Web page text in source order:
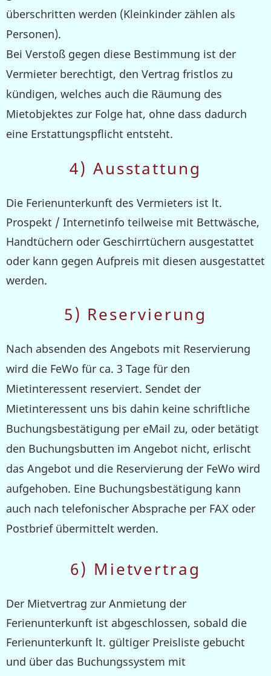
überschritten werden (Kleinkinder zählen als
Personen).
Bei Verstoß gegen diese Bestimmung ist der
Vermieter berechtigt, den Vertrag fristlos zu
kündigen, welches auch die Räumung des
Mietobjektes zur Folge hat, ohne dass dadurch
eine Erstattungspflicht entsteht.
4) Ausstattung
Die Ferienunterkunft des Vermieters ist lt.
Prospekt / Internetinfo teilweise mit Bettwäsche,
Handtüchern oder Geschirrtüchern ausgestattet
oder kann gegen Aufpreis mit diesen ausgestattet
werden.
5) Reservierung
Nach absenden des Angebots mit Reservierung
wird die FeWo für ca. 3 Tage für den
Mietinteressent reserviert. Sendet der
Mietinteressent uns bis dahin keine schriftliche
Buchungsbestätigung per eMail zu, oder betätigt
den Buchungsbutten im Angebot nicht, erlischt
das Angebot und die Reservierung der FeWo wird
aufgehoben. Eine Buchungsbestätigung kann
auch nach telefonischer Absprache per FAX oder
Postbrief übermittelt werden.
6) Mietvertrag
Der Mietvertrag zur Anmietung der
Ferienunterkunft ist abgeschlossen, sobald die
Ferienunterkunft lt. gültiger Preisliste gebucht
und über das Buchungssystem mit